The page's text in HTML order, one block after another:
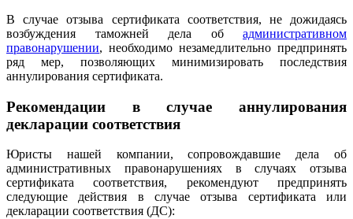
В случае отзыва сертификата соответствия, не дожидаясь
возбуждения таможней дела об административном
правонарушении, необходимо незамедлительно предпринять
ряд мер, позволяющих минимизировать последствия
аннулирования сертификата.
Рекомендации в случае аннулирования
декларации соответствия
Юристы нашей компании, сопровождавшие дела об
административных правонарушениях в случаях отзыва
сертификата соответствия, рекомендуют предпринять
следующие действия в случае отзыва сертификата или
декларации соответствия (ДС):